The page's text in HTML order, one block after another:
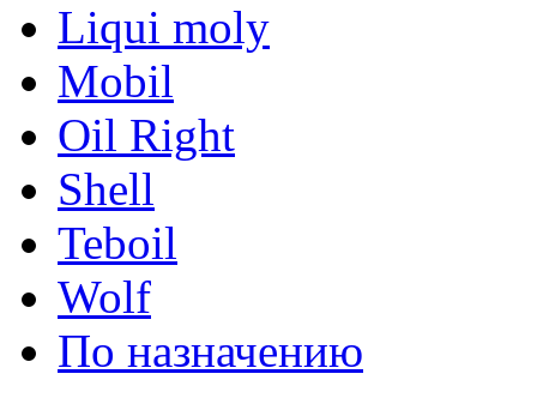
Liqui moly
Mobil
Oil Right
Shell
Teboil
Wolf
По назначению